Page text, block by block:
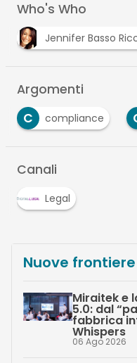
Who's Who
Jennifer Basso
Argomenti
C
compliance
Canali
Legal
Nuove
Miraitek e
5.0: dal
fabbrica
Whispers
06 Ago 2026